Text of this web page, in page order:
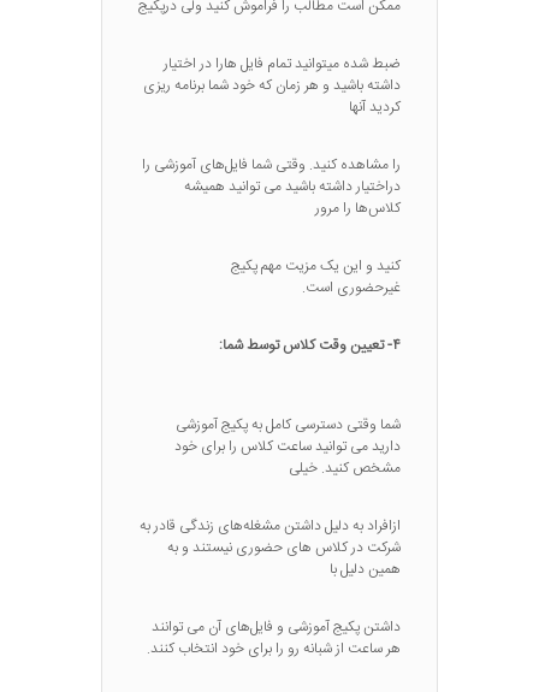
ممکن است مطالب را فراموش کنید ولی درپکیج
ضبط شده میتوانید تمام فایل هارا در اختیار
داشته باشید و هر زمان که خود شما برنامه ریزی
کردید آنها
را مشاهده کنید. وقتی شما فایل‌های آموزشی را
دراختیار داشته باشید می توانید همیشه
کلاس‌ها را مرور
کنید و این یک مزیت مهم پکیج
غیرحضوری است.
۴- تعیین وقت کلاس توسط شما:
شما وقتی دسترسی کامل به پکیج آموزشی
دارید می توانید ساعت کلاس را برای خود
مشخص کنید. خیلی
ازافراد به دلیل داشتن مشغله‌های زندگی قادر به
شرکت در کلاس های حضوری نیستند و به
همین دلیل با
داشتن پکیج آموزشی و فایل‌های آن می توانند
هر ساعت از شبانه رو را برای خود انتخاب کنند.